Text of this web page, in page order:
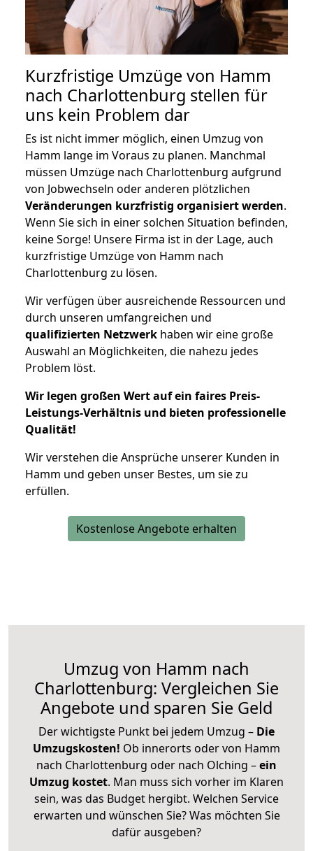
Kurzfristige Umzüge von Hamm
nach Charlottenburg stellen für
uns kein Problem dar
Es ist nicht immer möglich, einen Umzug von
Hamm lange im Voraus zu planen. Manchmal
müssen Umzüge nach Charlottenburg aufgrund
von Jobwechseln oder anderen plötzlichen
Veränderungen kurzfristig organisiert werden.
Wenn Sie sich in einer solchen Situation befinden,
keine Sorge! Unsere Firma ist in der Lage, auch
kurzfristige Umzüge von Hamm nach
Charlottenburg zu lösen.
Wir verfügen über ausreichende Ressourcen und
durch unseren umfangreichen und
qualifizierten Netzwerk haben wir eine große
Auswahl an Möglichkeiten, die nahezu jedes
Problem löst.
Wir legen großen Wert auf ein faires Preis-
Leistungs-Verhältnis und bieten professionelle
Qualität!
Wir verstehen die Ansprüche unserer Kunden in
Hamm und geben unser Bestes, um sie zu
erfüllen.
Kostenlose Angebote erhalten
Umzug von Hamm nach
Charlottenburg: Vergleichen Sie
Angebote und sparen Sie Geld
Der wichtigste Punkt bei jedem Umzug – Die
Umzugskosten! Ob innerorts oder von Hamm
nach Charlottenburg oder nach Olching –ein
Umzug kostet. Man muss sich vorher im Klaren
sein, was das Budget hergibt. Welchen Service
erwarten und wünschen Sie? Was möchten Sie
dafür ausgeben?